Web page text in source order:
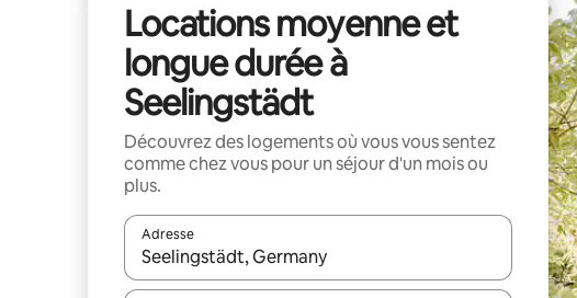
Locations moyenne et
longue durée à
Seelingstädt
Découvrez des logements où vous vous sentez
comme chez vous pour un séjour d'un mois ou
plus.
Adresse
Lorsque les résultats s'affichent, utilisez les flèches vers le